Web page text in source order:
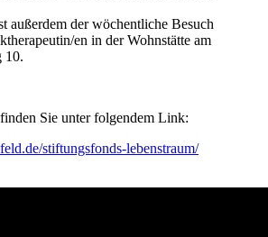
außerdem der wöchentliche Besuch
en in der Wohnstätte am
10.
Sie unter folgendem Link:
stiftungsfonds-lebenstraum/